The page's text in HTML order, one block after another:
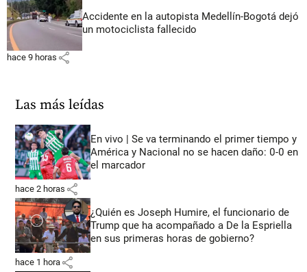
Accidente en la autopista Medellín-Bogotá dejó
un motociclista fallecido
hace 9 horas share
Las más leídas
En vivo | Se va terminando el primer tiempo y
América y Nacional no se hacen daño: 0-0 en
el marcador
hace 2 horas share
¿Quién es Joseph Humire, el funcionario de
Trump que ha acompañado a De la Espriella
en sus primeras horas de gobierno?
hace 1 hora share